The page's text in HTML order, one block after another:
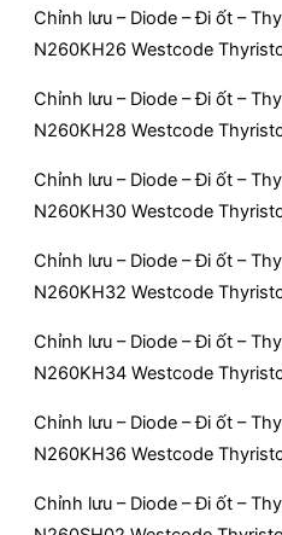
Chỉnh lưu – Diode – Đi ốt –
N260KH26 Westcode
Chỉnh lưu – Diode – Đi ốt –
N260KH28 Westcode
Chỉnh lưu – Diode – Đi ốt –
N260KH30 Westcode
Chỉnh lưu – Diode – Đi ốt –
N260KH32 Westcode
Chỉnh lưu – Diode – Đi ốt –
N260KH34 Westcode
Chỉnh lưu – Diode – Đi ốt –
N260KH36 Westcode
Chỉnh lưu – Diode – Đi ốt –